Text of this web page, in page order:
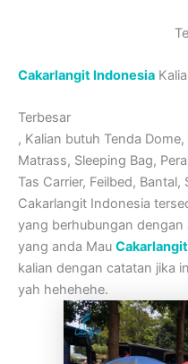
Cakarlangit Indonesia
Terbesar
, Kalian butuh Tenda
Matrass, Sleeping Bag,
Tas Carrier, Feilbed,
Cakarlangit Indonesia
yang berhubungan dengan
yang anda Mau
kalian dengan catatan jika
yah hehehehe.